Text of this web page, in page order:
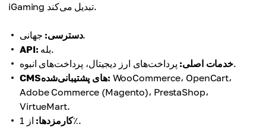
iGaming تبدیل می‌کند.
دسترسی:جهانی.
API:
بله.
خدمات اصلی:پرداخت‌های ارز دیجیتال، پرداخت‌های انبوه.
CMSهای پشتیبانی‌شده: WooCommerce، OpenCart،
Adobe Commerce (Magento)، PrestaShop،
VirtueMart.
کارمزدها:از 1٪.